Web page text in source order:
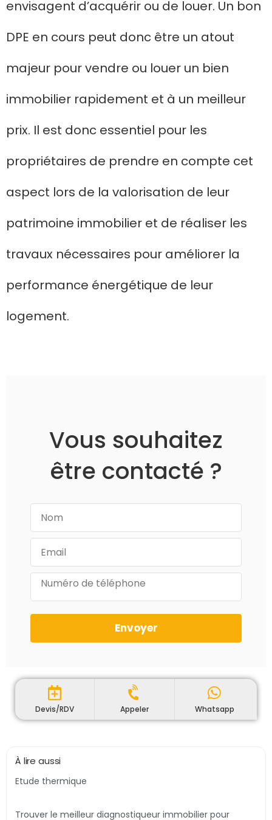
envisagent d’acquérir ou de louer. Un bon
DPE en cours peut donc être un atout
majeur pour vendre ou louer un bien
immobilier rapidement et à un meilleur
prix. Il est donc essentiel pour les
propriétaires de prendre en compte cet
aspect lors de la valorisation de leur
patrimoine immobilier et de réaliser les
travaux nécessaires pour améliorer la
performance énergétique de leur
logement.
Vous souhaitez
être contacté ?
Envoyer
Devis/RDV Appeler Whatsapp
À lire aussi
Etude thermique
Trouver le meilleur diagnostiqueur immobilier pour